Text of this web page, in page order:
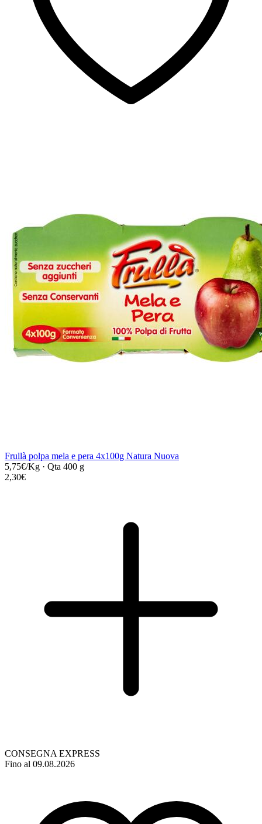
Frullà polpa mela e pera 4x100g Natura Nuova
5,75€/Kg · Qta 400 g
2,30€
CONSEGNA EXPRESS
Fino al 09.08.2026